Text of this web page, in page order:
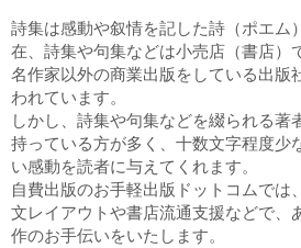
詩集は感動や叙情を記した詩（ポエム
在、詩集や句集などは小売店（書店）
名作家以外の商業出版をしている出版
われています。
しかし、詩集や句集などを綴られる著
持っている方が多く、十数文字程度少
い感動を読者に与えてくれます。
自費出版のお手軽出版ドットコムでは
文レイアウトや書店流通支援などで、
作のお手伝いをいたします。